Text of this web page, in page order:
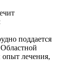
поддается
лечения,